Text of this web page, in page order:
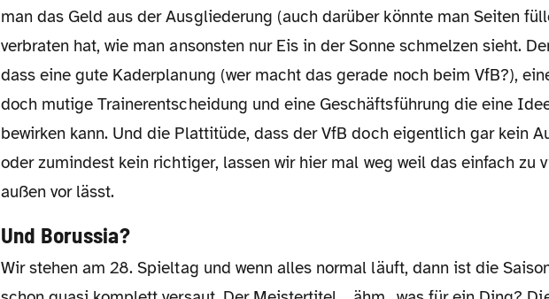
man das Geld aus der Ausgliederung (auch darüber könnte man Seiten
verbraten hat, wie man ansonsten nur Eis in der Sonne schmelzen sieht.
dass eine gute Kaderplanung (wer macht das gerade noch beim VfB?),
doch mutige Trainerentscheidung und eine Geschäftsführung die eine
bewirken kann. Und die Plattitüde, dass der VfB doch eigentlich gar kein
oder zumindest kein richtiger, lassen wir hier mal weg weil das einfach zu
außen vor lässt.
Und Borussia?
Wir stehen am 28. Spieltag und wenn alles normal läuft, dann ist die Saison eigentlich